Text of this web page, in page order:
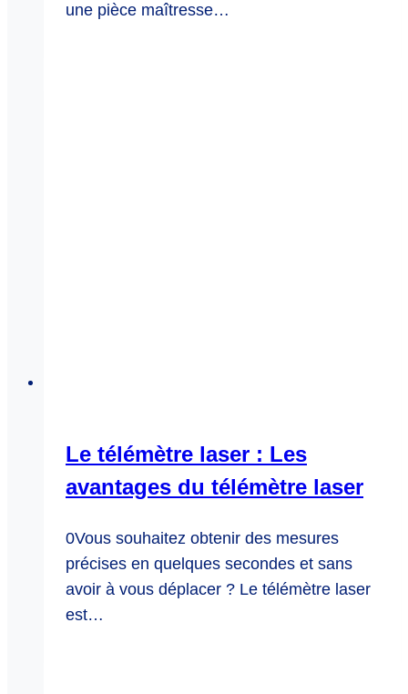
une pièce maîtresse…
Le télémètre laser : Les
avantages du télémètre laser
0Vous souhaitez obtenir des mesures
précises en quelques secondes et sans
avoir à vous déplacer ? Le télémètre laser
est…